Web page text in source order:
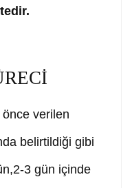
verilen
belirtildiği gibi
3 gün içinde